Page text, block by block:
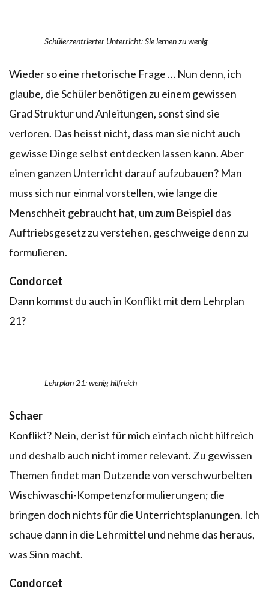
Schülerzentrierter Unterricht: Sie lernen zu wenig
Wieder so eine rhetorische Frage … Nun denn, ich
glaube, die Schüler benötigen zu einem gewissen
Grad Struktur und Anleitungen, sonst sind sie
verloren. Das heisst nicht, dass man sie nicht auch
gewisse Dinge selbst entdecken lassen kann. Aber
einen ganzen Unterricht darauf aufzubauen? Man
muss sich nur einmal vorstellen, wie lange die
Menschheit gebraucht hat, um zum Beispiel das
Auftriebsgesetz zu verstehen, geschweige denn zu
formulieren.
Condorcet
Dann kommst du auch in Konflikt mit dem Lehrplan
21?
Lehrplan 21: wenig hilfreich
Schaer
Konflikt? Nein, der ist für mich einfach nicht hilfreich
und deshalb auch nicht immer relevant. Zu gewissen
Themen findet man Dutzende von verschwurbelten
Wischiwaschi-Kompetenzformulierungen; die
bringen doch nichts für die Unterrichtsplanungen. Ich
schaue dann in die Lehrmittel und nehme das heraus,
was Sinn macht.
Condorcet